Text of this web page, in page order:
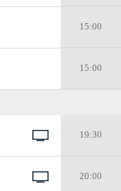
15:00
15:00
19:30
20:00